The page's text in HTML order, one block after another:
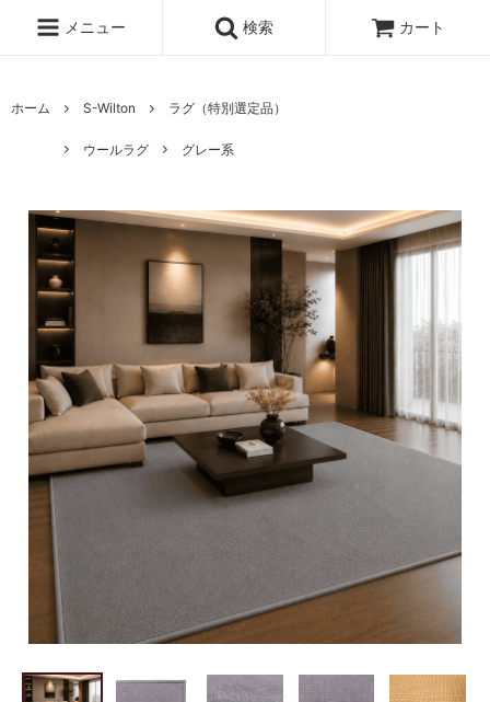
メニュー 検索 カート
ホーム S-Wilton ラグ（特別選定品）
ウールラグ グレー系